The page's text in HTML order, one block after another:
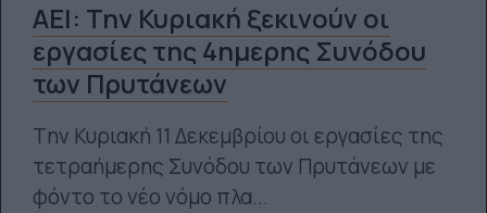
ΑΕΙ: Την Κυριακή ξεκινούν οι
εργασίες της 4ημερης Συνόδου
των Πρυτάνεων
Tην Κυριακή 11 Δεκεμβρίου οι εργασίες της
τετραήμερης Συνόδου των Πρυτάνεων με
φόντο το νέο νόμο πλα...